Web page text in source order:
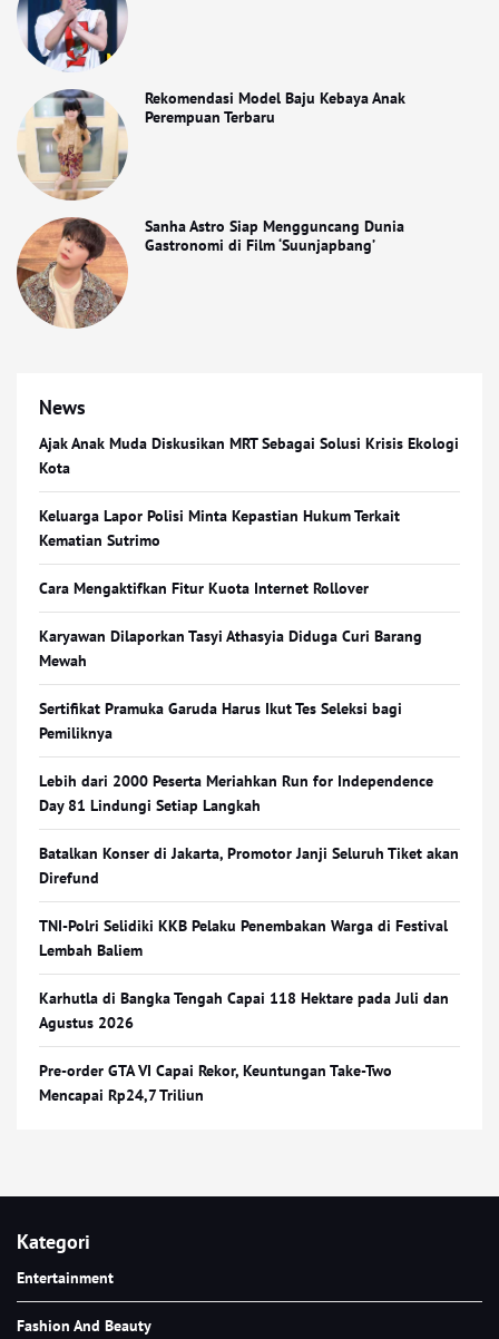
Rekomendasi Model Baju Kebaya Anak
Perempuan Terbaru
Sanha Astro Siap Mengguncang Dunia
Gastronomi di Film ‘Suunjapbang’
News
Ajak Anak Muda Diskusikan MRT Sebagai Solusi Krisis Ekologi
Kota
Keluarga Lapor Polisi Minta Kepastian Hukum Terkait
Kematian Sutrimo
Cara Mengaktifkan Fitur Kuota Internet Rollover
Karyawan Dilaporkan Tasyi Athasyia Diduga Curi Barang
Mewah
Sertifikat Pramuka Garuda Harus Ikut Tes Seleksi bagi
Pemiliknya
Lebih dari 2000 Peserta Meriahkan Run for Independence
Day 81 Lindungi Setiap Langkah
Batalkan Konser di Jakarta, Promotor Janji Seluruh Tiket akan
Direfund
TNI-Polri Selidiki KKB Pelaku Penembakan Warga di Festival
Lembah Baliem
Karhutla di Bangka Tengah Capai 118 Hektare pada Juli dan
Agustus 2026
Pre-order GTA VI Capai Rekor, Keuntungan Take-Two
Mencapai Rp24,7 Triliun
Kategori
Entertainment
Fashion And Beauty